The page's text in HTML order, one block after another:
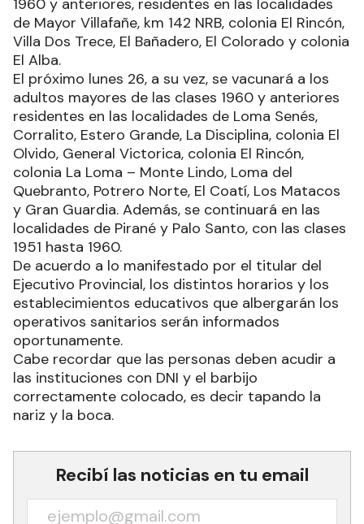
1960 y anteriores, residentes en las localidades
de Mayor Villafañe, km 142 NRB, colonia El Rincón,
Villa Dos Trece, El Bañadero, El Colorado y colonia
El Alba.
El próximo lunes 26, a su vez, se vacunará a los
adultos mayores de las clases 1960 y anteriores
residentes en las localidades de Loma Senés,
Corralito, Estero Grande, La Disciplina, colonia El
Olvido, General Victorica, colonia El Rincón,
colonia La Loma – Monte Lindo, Loma del
Quebranto, Potrero Norte, El Coatí, Los Matacos
y Gran Guardia. Además, se continuará en las
localidades de Pirané y Palo Santo, con las clases
1951 hasta 1960.
De acuerdo a lo manifestado por el titular del
Ejecutivo Provincial, los distintos horarios y los
establecimientos educativos que albergarán los
operativos sanitarios serán informados
oportunamente.
Cabe recordar que las personas deben acudir a
las instituciones con DNI y el barbijo
correctamente colocado, es decir tapando la
nariz y la boca.
Recibí las noticias en tu email